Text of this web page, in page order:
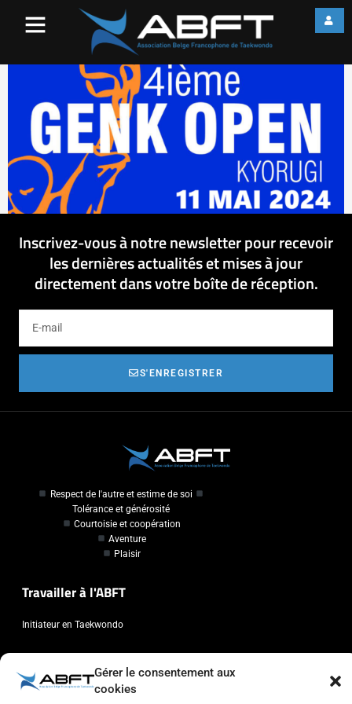
Gérer le consentement aux
cookies
Open
Inscrivez-vous à notre newsletter pour recevoir
les dernières actualités et mises à jour
directement dans votre boîte de réception.
S'ENREGISTRER
Respect de l'autre et estime de soi
Tolérance et générosité
Courtoisie et coopération
Aventure
Plaisir
Travailler à l'ABFT
Initiateur en Taekwondo
Association Belge Francophone de Taekwondo